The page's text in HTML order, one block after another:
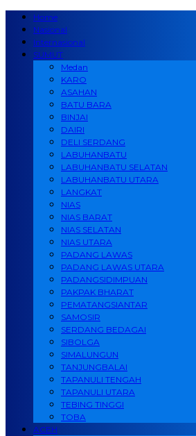
Home
Nasional
Internasional
SUMUT
Medan
KARO
ASAHAN
BATU BARA
BINJAI
DAIRI
DELI SERDANG
LABUHANBATU
LABUHANBATU SELATAN
LABUHANBATU UTARA
LANGKAT
NIAS
NIAS BARAT
NIAS SELATAN
NIAS UTARA
PADANG LAWAS
PADANG LAWAS UTARA
PADANGSIDIMPUAN
PAKPAK BHARAT
PEMATANGSIANTAR
SAMOSIR
SERDANG BEDAGAI
SIBOLGA
SIMALUNGUN
TANJUNGBALAI
TAPANULI TENGAH
TAPANULI UTARA
TEBING TINGGI
TOBA
ACEH